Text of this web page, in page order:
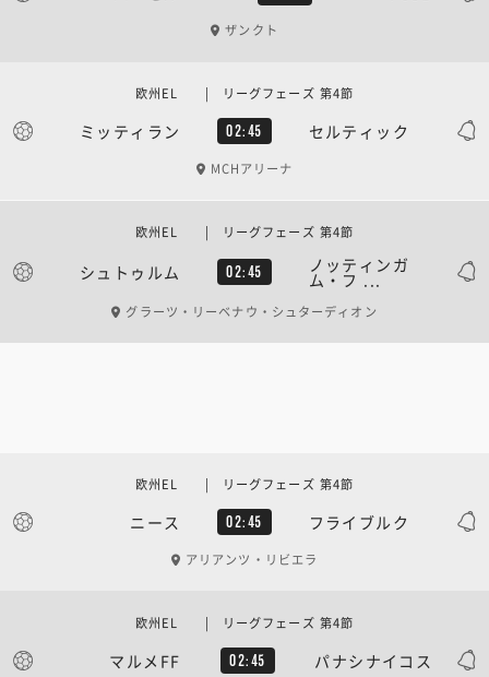
ザンクト
ミッティラン 02:45 セルティック
欧州EL | リーグフェーズ 第4節
MCHアリーナ
シュトゥルム 02:45 ノッティンガ
ム・フ ...
欧州EL | リーグフェーズ 第4節
グラーツ・リーベナウ・シュターディオン
ニース 02:45 フライブルク
欧州EL | リーグフェーズ 第4節
アリアンツ・リビエラ
マルメFF 02:45 パナシナイコス
欧州EL | リーグフェーズ 第4節